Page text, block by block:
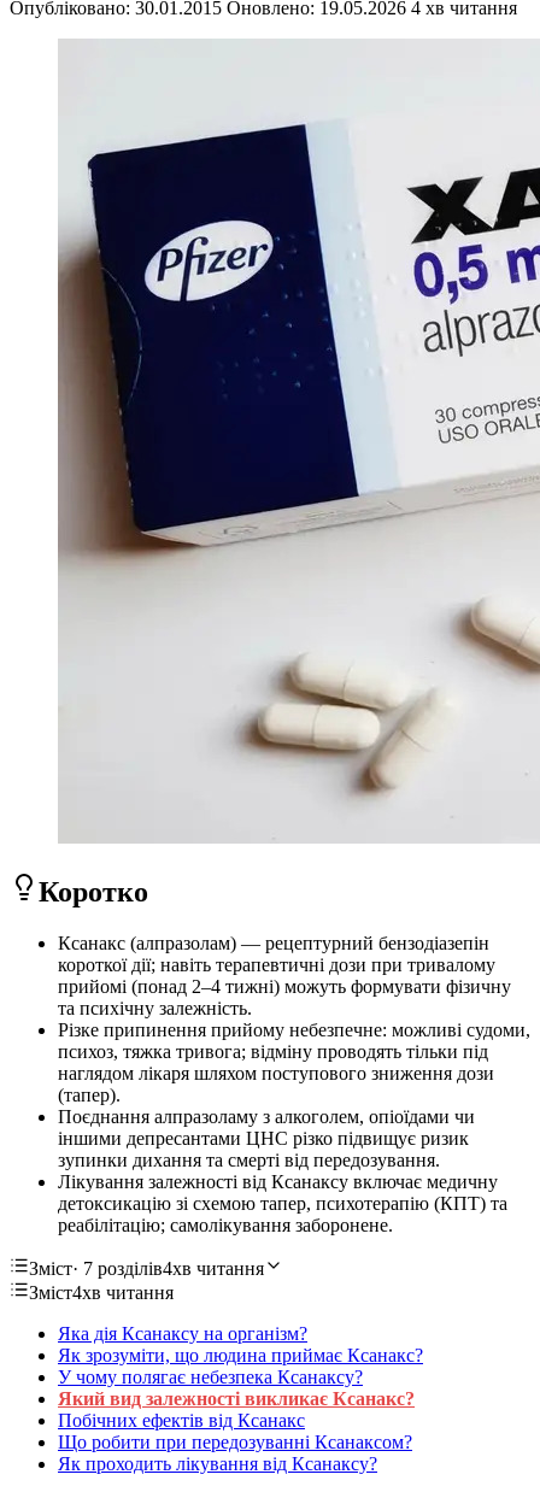
Опубліковано: 30.01.2015 Оновлено: 19.05.2026 4 хв читання
Коротко
Ксанакс (алпразолам) — рецептурний бензодіазепін
короткої дії; навіть терапевтичні дози при тривалому
прийомі (понад 2–4 тижні) можуть формувати фізичну
та психічну залежність.
Різке припинення прийому небезпечне: можливі судоми,
психоз, тяжка тривога; відміну проводять тільки під
наглядом лікаря шляхом поступового зниження дози
(тапер).
Поєднання алпразоламу з алкоголем, опіоїдами чи
іншими депресантами ЦНС різко підвищує ризик
зупинки дихання та смерті від передозування.
Лікування залежності від Ксанаксу включає медичну
детоксикацію зі схемою тапер, психотерапію (КПТ) та
реабілітацію; самолікування заборонене.
Зміст· 7 розділів4хв читання
Зміст4хв читання
Яка дія Ксанаксу на організм?
Як зрозуміти, що людина приймає Ксанакс?
У чому полягає небезпека Ксанаксу?
Який вид залежності викликає Ксанакс?
Побічних ефектів від Ксанакс
Що робити при передозуванні Ксанаксом?
Як проходить лікування від Ксанаксу?